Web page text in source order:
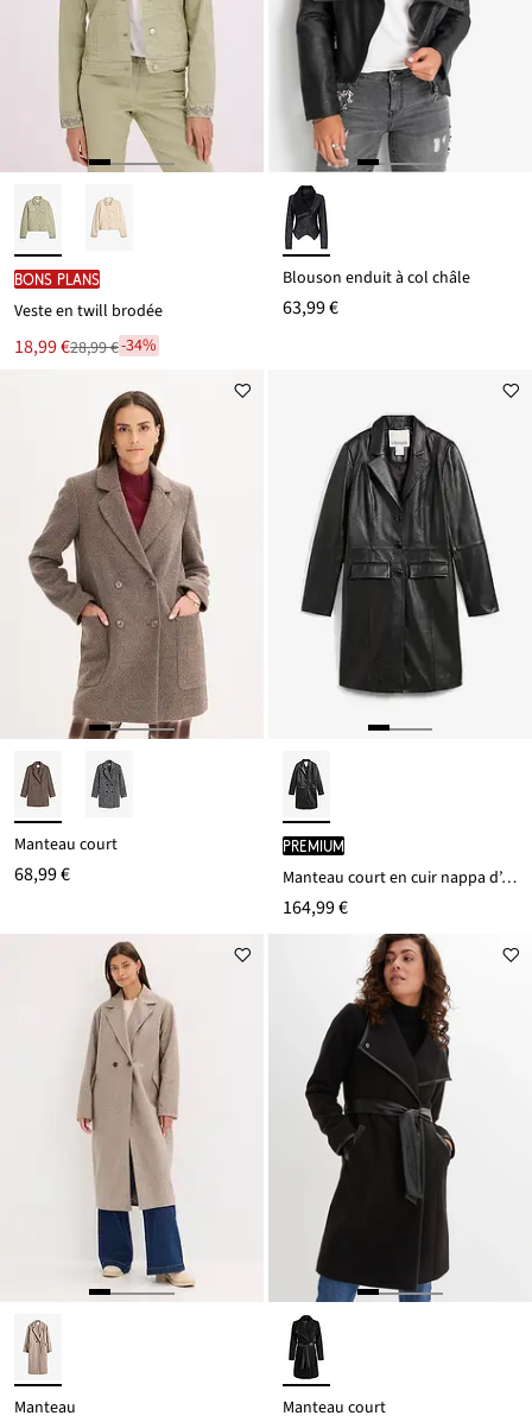
BONS PLANS
Veste en twill brodée
Le
nouveau
18,99 €
Remise28,99 €-34%
Blouson enduit à col châle
63,99 €
Manteau court
68,99 €
PREMIUM
Manteau court en cuir nappa d’agneau
164,99 €
Manteau Manteau court